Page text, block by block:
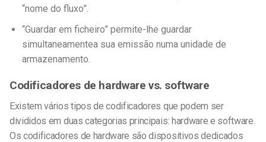
“nome do fluxo”.
“Guardar em ficheiro” permite-lhe guardar
simultaneamentea sua emissão numa unidade de
armazenamento.
Codificadores de hardware vs. software
Existem vários tipos de codificadores que podem ser
divididos em duas categorias principais: hardware e software.
Os codificadores de hardware são dispositivos dedicados